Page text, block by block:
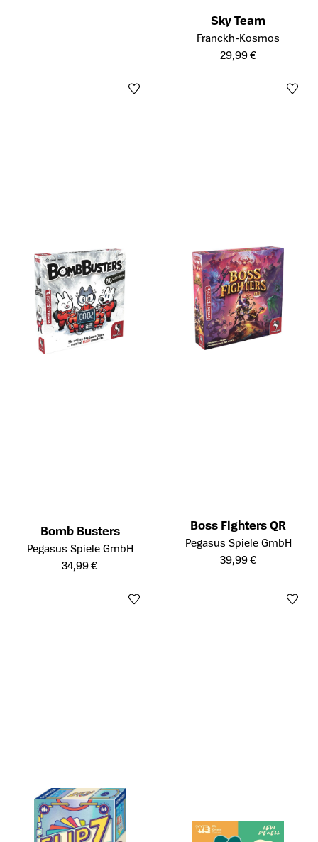
Sky Team
Öffnet die Detailseite des
Franckh-Kosmos
29,99 €
Bomb Busters
Öffnet die Detailseite des Produkts
Pegasus Spiele GmbH
34,99 €
Boss Fighters QR
Öffnet die Detailseite des
Pegasus Spiele GmbH
39,99 €